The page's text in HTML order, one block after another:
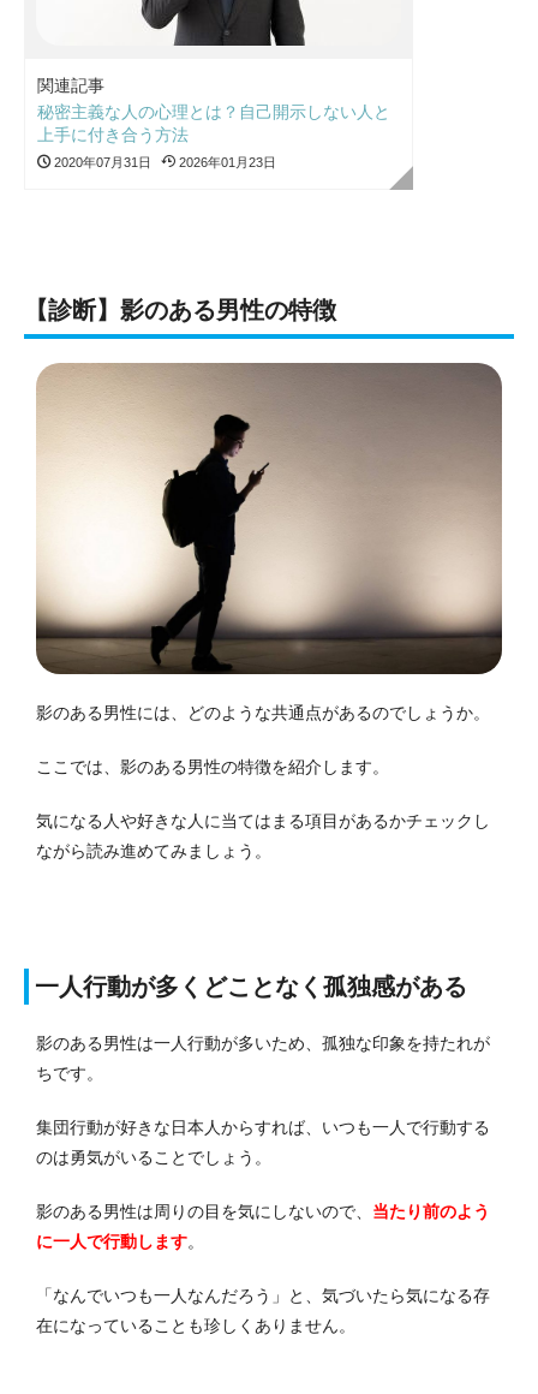
関連記事
秘密主義な人の心理とは？自己開示しない人と
上手に付き合う方法
2020年07月31日 2026年01月23日
【診断】影のある男性の特徴
影のある男性には、どのような共通点があるのでしょうか。
ここでは、影のある男性の特徴を紹介します。
気になる人や好きな人に当てはまる項目があるかチェックし
ながら読み進めてみましょう。
一人行動が多くどことなく孤独感がある
影のある男性は一人行動が多いため、孤独な印象を持たれが
ちです。
集団行動が好きな日本人からすれば、いつも一人で行動する
のは勇気がいることでしょう。
影のある男性は周りの目を気にしないので、 当たり前のよう
に一人で行動します。
「なんでいつも一人なんだろう」と、気づいたら気になる存
在になっていることも珍しくありません。